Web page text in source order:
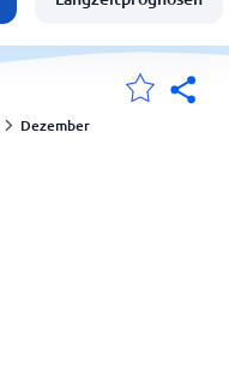
Dezember